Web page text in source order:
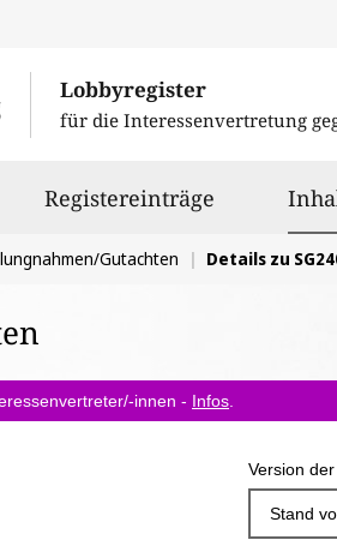
Lobbyregister
für die Interessenvertretung
Registereinträge
Gutachten Details zu
innen - Infos
Version